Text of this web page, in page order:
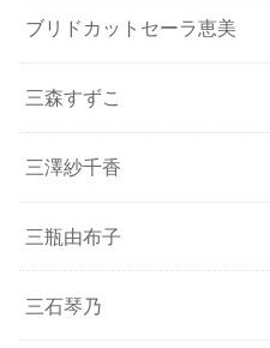
ブリドカットセーラ恵美
三森すずこ
三澤紗千香
三瓶由布子
三石琴乃